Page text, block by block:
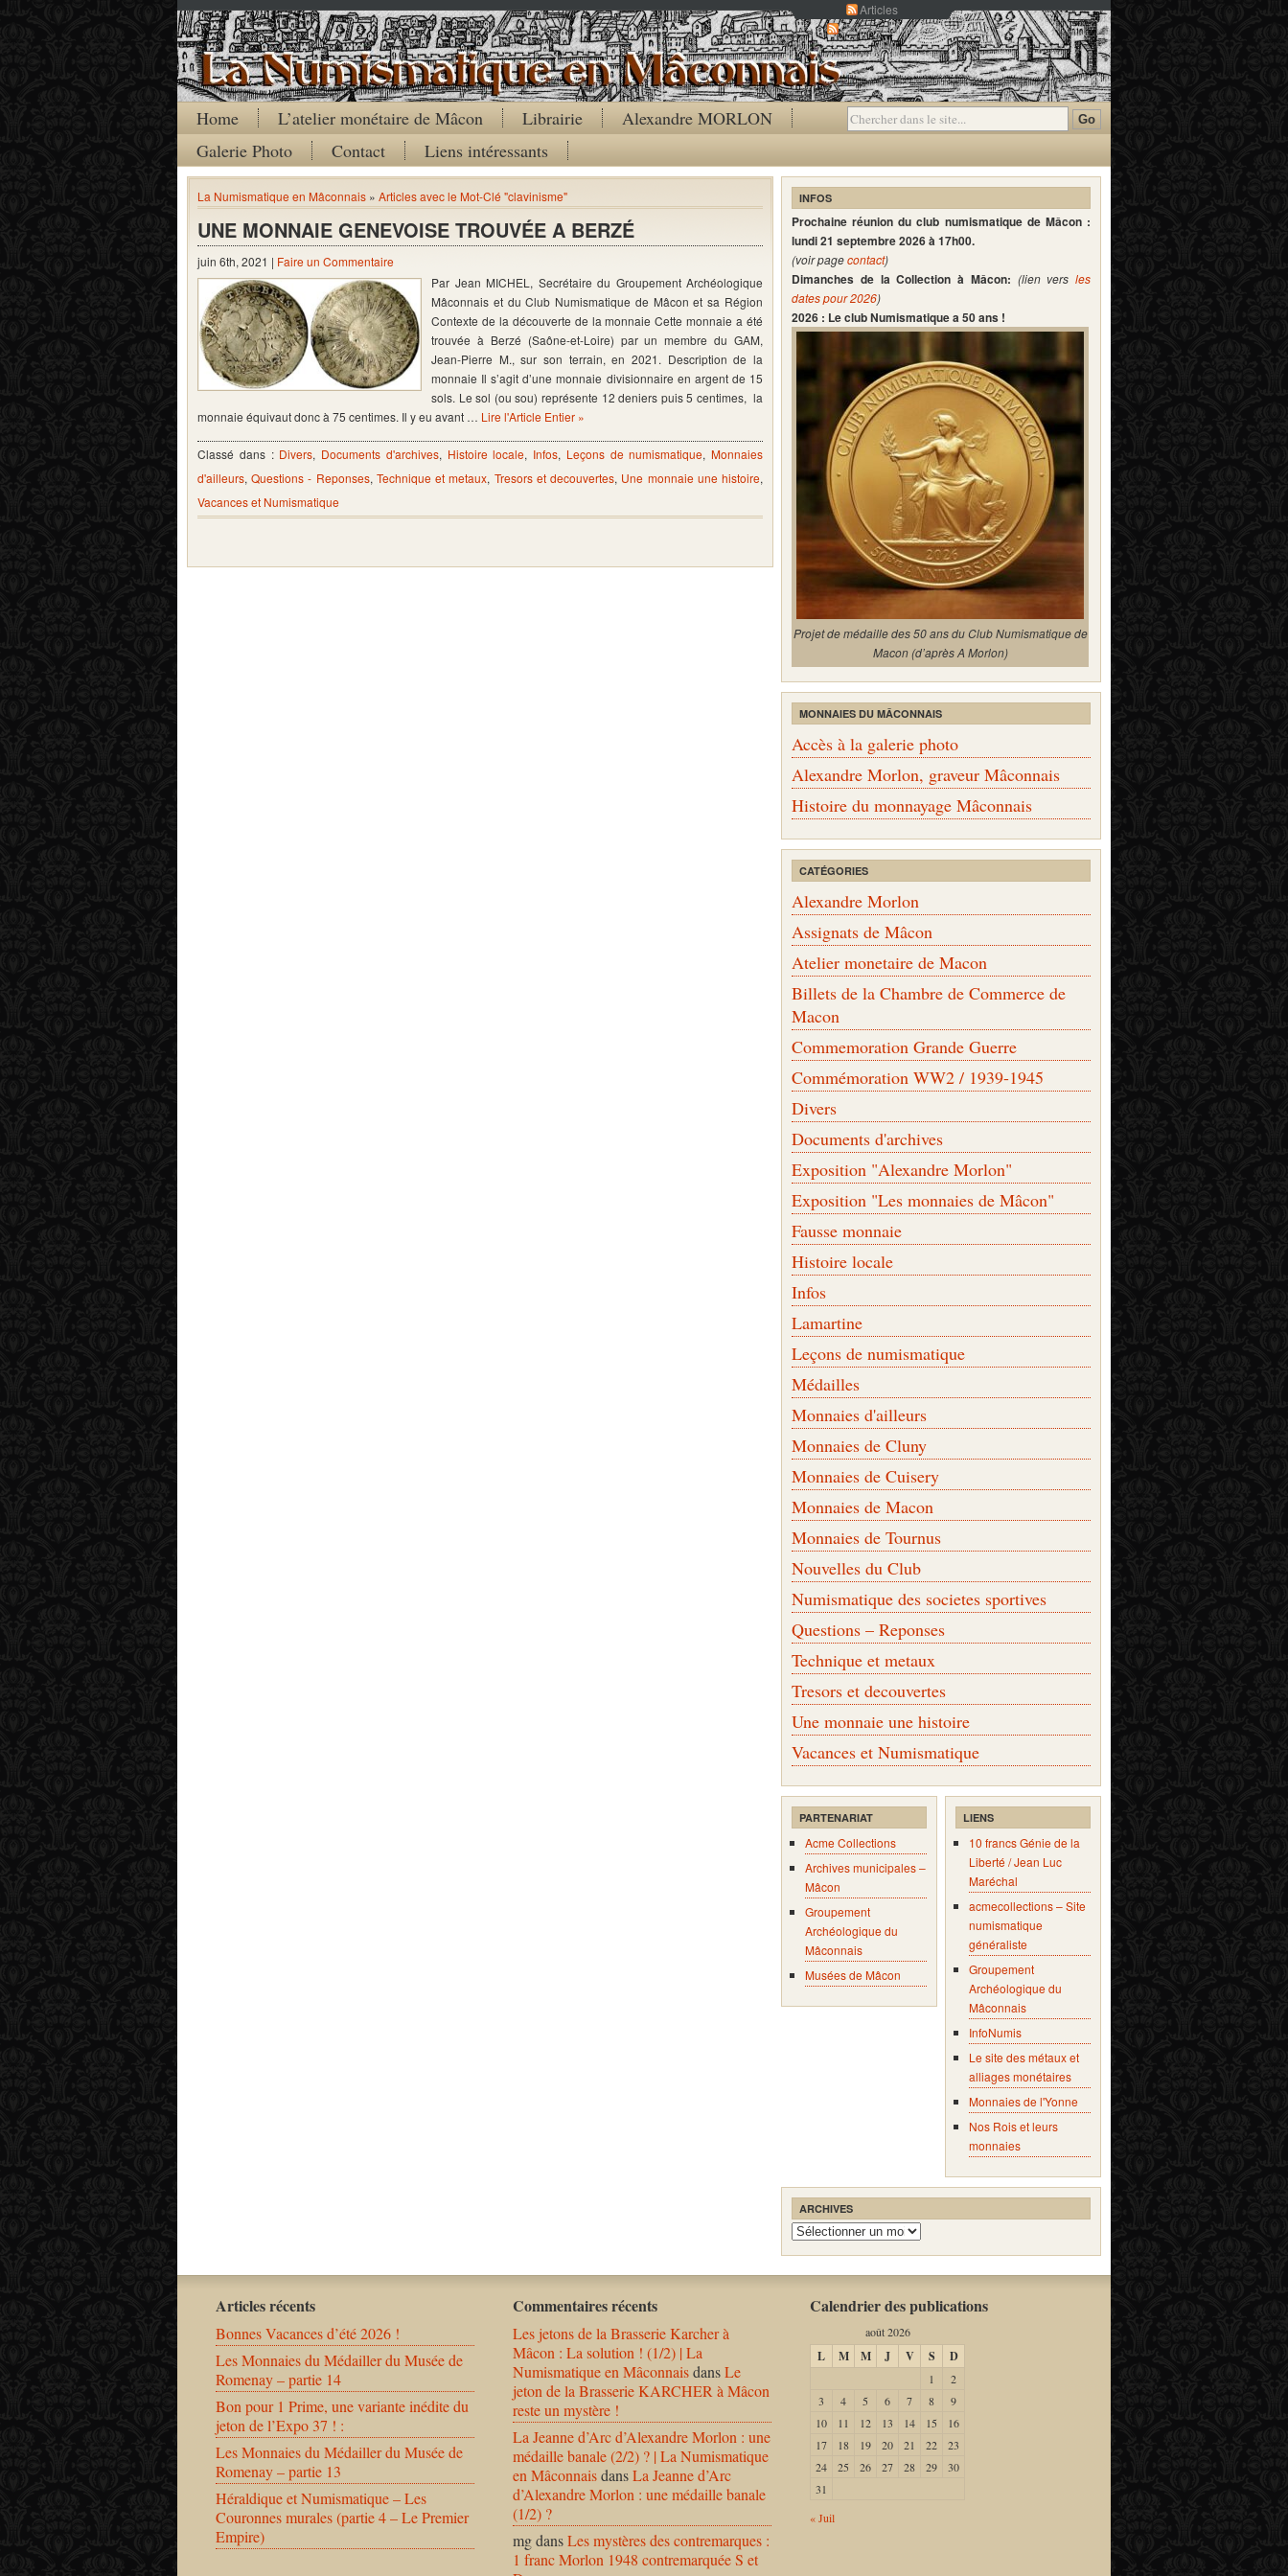
Articles
Commentaires
Home L’atelier monétaire de Mâcon Librairie
Alexandre MORLON
Galerie Photo
Contact Liens intéressants
La Numismatique en Mâconnais » Articles avec le Mot-Clé "clavinisme"
UNE MONNAIE GENEVOISE TROUVÉE A BERZÉ
juin 6th, 2021 | Faire un Commentaire
Par Jean MICHEL, Secrétaire du Groupement Archéologique
Mâconnais et du Club Numismatique de Mâcon et sa Région
Contexte de la découverte de la monnaie Cette monnaie a été
trouvée à Berzé (Saône-et-Loire) par un membre du GAM,
Jean-Pierre M., sur son terrain, en 2021. Description de la
monnaie Il s’agit d’une monnaie divisionnaire en argent de 15
sols. Le sol (ou sou) représente 12 deniers puis 5 centimes, la
monnaie équivaut donc à 75 centimes. Il y eu avant … Lire l'Article Entier »
Classé dans : Divers, Documents d'archives, Histoire locale, Infos, Leçons de numismatique, Monnaies
d'ailleurs,Questions - Reponses, Technique et metaux, Tresors et decouvertes, Une monnaie une histoire,
Vacances et Numismatique
INFOS
Prochaine réunion du club numismatique de Mâcon :
lundi 21 septembre 2026 à 17h00.
(voir pagecontact)
Dimanches de la Collection à Mâcon: (lien vers les
dates pour 2026)
2026 : Le club Numismatique a 50 ans !
Projet de médaille des 50 ans du Club Numismatique de
Macon (d’après A Morlon)
MONNAIES DU MÂCONNAIS
Accès à la galerie photo
Alexandre Morlon, graveur Mâconnais
Histoire du monnayage Mâconnais
CATÉGORIES
Alexandre Morlon
Assignats de Mâcon
Atelier monetaire de Macon
Billets de la Chambre de Commerce de
Macon
Commemoration Grande Guerre
Commémoration WW2 / 1939-1945
Divers
Documents d'archives
Exposition "Alexandre Morlon"
Exposition "Les monnaies de Mâcon"
Fausse monnaie
Histoire locale
Infos
Lamartine
Leçons de numismatique
Médailles
Monnaies d'ailleurs
Monnaies de Cluny
Monnaies de Cuisery
Monnaies de Macon
Monnaies de Tournus
Nouvelles du Club
Numismatique des societes sportives
Questions – Reponses
Technique et metaux
Tresors et decouvertes
Une monnaie une histoire
Vacances et Numismatique
PARTENARIAT
Acme Collections
Archives municipales –
Mâcon
Groupement
Archéologique du
Mâconnais
Musées de Mâcon
LIENS
10 francs Génie de la
Liberté / Jean Luc
Maréchal
acmecollections – Site
numismatique
généraliste
Groupement
Archéologique du
Mâconnais
InfoNumis
Le site des métaux et
alliages monétaires
Monnaies de l'Yonne
Nos Rois et leurs
monnaies
ARCHIVES
Archives
Articles récents
Bonnes Vacances d’été 2026 !
Les Monnaies du Médailler du Musée de
Romenay – partie 14
Bon pour 1 Prime, une variante inédite du
jeton de l’Expo 37 ! :
Les Monnaies du Médailler du Musée de
Romenay – partie 13
Héraldique et Numismatique – Les
Couronnes murales (partie 4 – Le Premier
Empire)
Commentaires récents
Les jetons de la Brasserie Karcher à
Mâcon : La solution ! (1/2) | La
Numismatique en MâconnaisdansLe
jeton de la Brasserie KARCHER à Mâcon
reste un mystère !
La Jeanne d’Arc d’Alexandre Morlon : une
médaille banale (2/2) ? | La Numismatique
en MâconnaisdansLa Jeanne d’Arc
d’Alexandre Morlon : une médaille banale
(1/2) ?
mgdansLes mystères des contremarques :
1 franc Morlon 1948 contremarquée S et
Calendrier des publications
août 2026
L M M J V S D
1
2
3
4 5 6 7 8
9
10
11 12 13 14 15
16
17
18 19 20 21 22
23
24
25 26 27 28 29
30
31
« Juil